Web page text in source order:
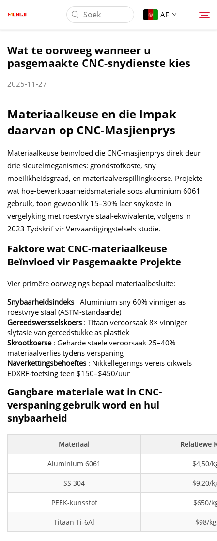
AF
Oor Ons
Toepassing
Laai af
Nuus
Kontak Ons
Wat te oorweeg wanneer u
pasgemaakte CNC-snydienste kies
2025-11-27
Materiaalkeuse en die Impak
daarvan op CNC-Masjienprys
Materiaalkeuse beïnvloed die CNC-masjienprys direk deur
drie sleutelmeganismes: grondstofkoste, sny
moeilikheidsgraad, en materiaalverspillingkoerse. Projekte
wat hoë-bewerkbaarheidsmateriale soos aluminium 6061
gebruik, toon gewoonlik 15–30% laer snykoste in
vergelyking met roestvrye staal-ekwivalente, volgens 'n
2023 Tydskrif vir Vervaardigingstelsels studie.
Faktore wat CNC-materiaalkeuse
Beïnvloed vir Pasgemaakte Projekte
Vier primêre oorwegings bepaal materiaalbesluite:
Snybaarheidsindeks : Aluminium sny 60% vinniger as
roestvrye staal (ASTM-standaarde)
Gereedswersselskoers : Titaan veroorsaak 8× vinniger
slytasie van gereedstukke as plastiek
Skrootkoerse : Geharde staele veroorsaak 25–40%
materiaalverlies tydens verspaning
Naverkettingsbehoeftes : Nikkellegerings vereis dikwels
EDXRF-toetsing teen $150–$450/uur
Gangbare materiale wat in CNC-
verspaning gebruik word en hul
snybaarheid
Materiaal Relatiewe
Aluminium 6061 $4,50/
SS 304 $9,20/
PEEK-kunsstof $650/
Titaan Ti-6Al $98/kg